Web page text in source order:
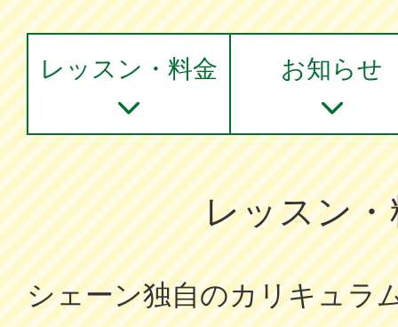
レッスン・料金 お知らせ
レッスン・
シェーン独⾃のカリキュラ